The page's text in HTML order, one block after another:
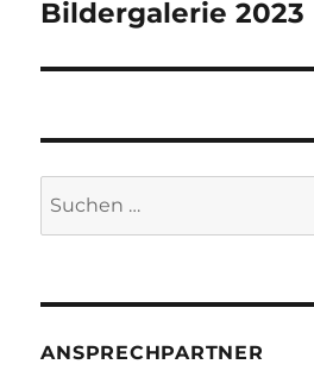
Nächster
Bildergalerie 2023
ANSPRECHPARTNER